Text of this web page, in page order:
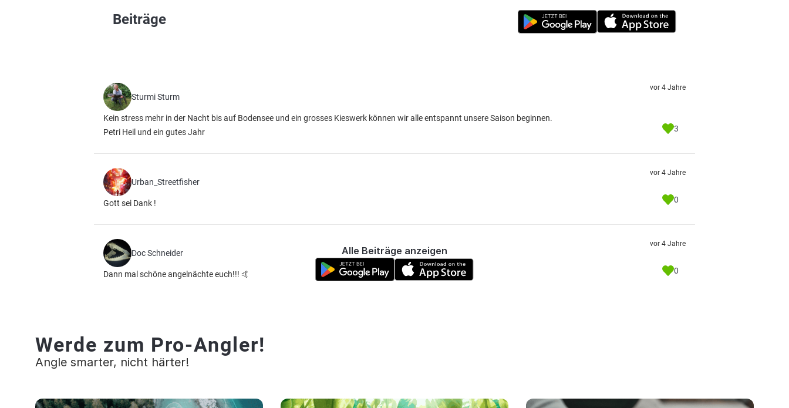
Beiträge
Sturmi Sturm
Kein stress mehr in der Nacht bis auf Bodensee und ein grosses Kieswerk können wir alle entspannt unsere Saison beginnen.
Petri Heil und ein gutes Jahr
vor 4 Jahre
3
Urban_Streetfisher
Gott sei Dank !
vor 4 Jahre
0
Doc Schneider
Dann mal schöne angelnächte euch!!! 🤙
vor 4 Jahre
0
Alle Beiträge anzeigen
Werde zum Pro-Angler!
Angle smarter, nicht härter!